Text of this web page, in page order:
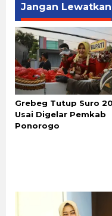
Jangan Lewatkan
Grebeg Tutup Suro
Usai Digelar Pemkab
Ponorogo